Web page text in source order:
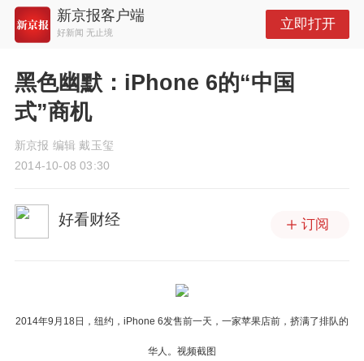
新京报客户端
好新闻 无止境
立即打开
黑色幽默：iPhone 6的“中国
式”商机
新京报 编辑 戴玉玺
2014-10-08 03:30
好看财经 订阅
2014年9月18日，纽约，iPhone 6发售前一天，一家苹果店前，挤满了排队的
华人。视频截图